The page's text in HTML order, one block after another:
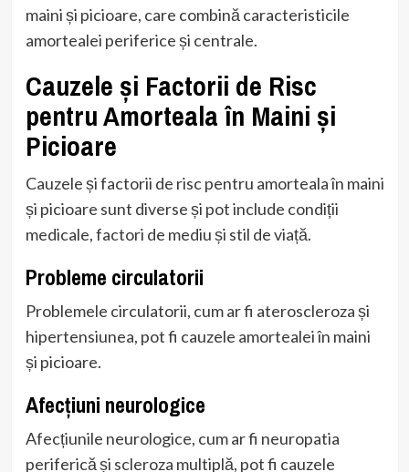
maini și picioare, care combină caracteristicile
amortealei periferice și centrale.
Cauzele și Factorii de Risc
pentru Amorteala în Maini și
Picioare
Cauzele și factorii de risc pentru amorteala în maini
și picioare sunt diverse și pot include condiții
medicale, factori de mediu și stil de viață.
Probleme circulatorii
Problemele circulatorii, cum ar fi ateroscleroza și
hipertensiunea, pot fi cauzele amortealei în maini
și picioare.
Afecțiuni neurologice
Afecțiunile neurologice, cum ar fi neuropatia
periferică și scleroza multiplă, pot fi cauzele